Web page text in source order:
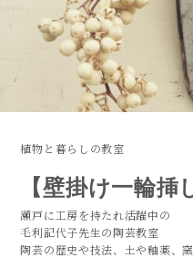
植物と暮らしの教室
【壁掛け一輪挿
瀬戸に工房を持たれ活躍中の
毛利記代子先生の陶芸教室
陶芸の歴史や技法、土や釉薬、